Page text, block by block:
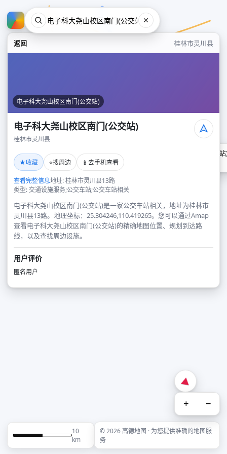
返回 桂林市灵川县
电子科大尧山校区南门(公交站)
电子科大尧山校区南门(公交站)
桂林市灵川县
★收藏 ⌖搜周边 📱 去手机查看
查看完整信息地址: 桂林市灵川县13路
类型: 交通设施服务;公交车站;公交车站相关
电子科大尧山校区南门(公交站)是一家公交车站相关，地址为桂林市
灵川县13路。地理坐标：25.304246,110.419265。您可以通过Amap
查看电子科大尧山校区南门(公交站)的精确地图位置、规划到达路
线，以及查找周边设施。
用户评价
匿名用户
电子科大尧山校区南门(公交
+ −
10
km
© 2026 高德地图 · 为您提供准确的地图服
务